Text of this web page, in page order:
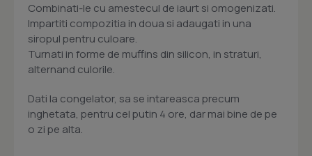
Combinati-le cu amestecul de iaurt si omogenizati.
Impartiti compozitia in doua si adaugati in una
siropul pentru culoare.
Turnati in forme de muffins din silicon, in straturi,
alternand culorile.
Dati la congelator, sa se intareasca precum
inghetata, pentru cel putin 4 ore, dar mai bine de pe
o zi pe alta.